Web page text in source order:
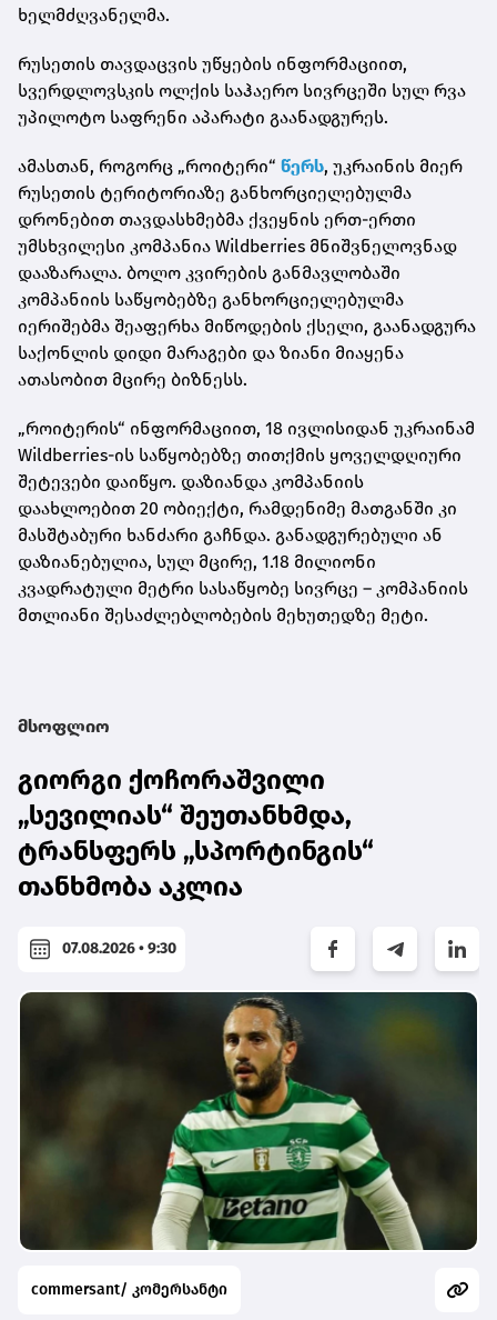
ხელმძღვანელმა.
რუსეთის თავდაცვის უწყების ინფორმაციით,
სვერდლოვსკის ოლქის საჰაერო სივრცეში სულ რვა
უპილოტო საფრენი აპარატი გაანადგურეს.
ამასთან, როგორც „როიტერი“ წერს, უკრაინის მიერ
რუსეთის ტერიტორიაზე განხორციელებულმა
დრონებით თავდასხმებმა ქვეყნის ერთ-ერთი
უმსხვილესი კომპანია Wildberries მნიშვნელოვნად
დააზარალა. ბოლო კვირების განმავლობაში
კომპანიის საწყობებზე განხორციელებულმა
იერიშებმა შეაფერხა მიწოდების ქსელი, გაანადგურა
საქონლის დიდი მარაგები და ზიანი მიაყენა
ათასობით მცირე ბიზნესს.
„როიტერის“ ინფორმაციით, 18 ივლისიდან უკრაინამ
Wildberries-ის საწყობებზე თითქმის ყოველდღიური
შეტევები დაიწყო. დაზიანდა კომპანიის
დაახლოებით 20 ობიექტი, რამდენიმე მათგანში კი
მასშტაბური ხანძარი გაჩნდა. განადგურებული ან
დაზიანებულია, სულ მცირე, 1.18 მილიონი
კვადრატული მეტრი სასაწყობე სივრცე – კომპანიის
მთლიანი შესაძლებლობების მეხუთედზე მეტი.
მსოფლიო
გიორგი ქოჩორაშვილი
„სევილიას“ შეუთანხმდა,
ტრანსფერს „სპორტინგის“
თანხმობა აკლია
07.08.2026 • 9:30
commersant/ კომერსანტი